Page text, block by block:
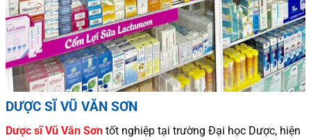
DƯỢC SĨ VŨ VĂN SƠN
Dược sĩVũ Văn Sơn tốt nghiệp tại trường Đại học Dược, hiện